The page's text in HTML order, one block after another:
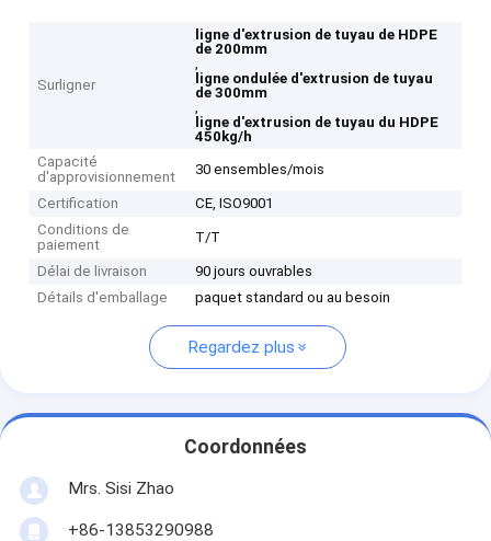
Surligner
ligne d'extrusion de tuyau de HDPE
de 200mm
,
ligne ondulée d'extrusion de tuyau
de 300mm
,
ligne d'extrusion de tuyau du HDPE
450kg/h
Capacité
d'approvisionnement
30 ensembles/mois
Certification
CE, ISO9001
Conditions de
paiement
T/T
Délai de livraison
90 jours ouvrables
Détails d'emballage
paquet standard ou au besoin
Regardez plus
Coordonnées
Mrs. Sisi Zhao
+86-13853290988